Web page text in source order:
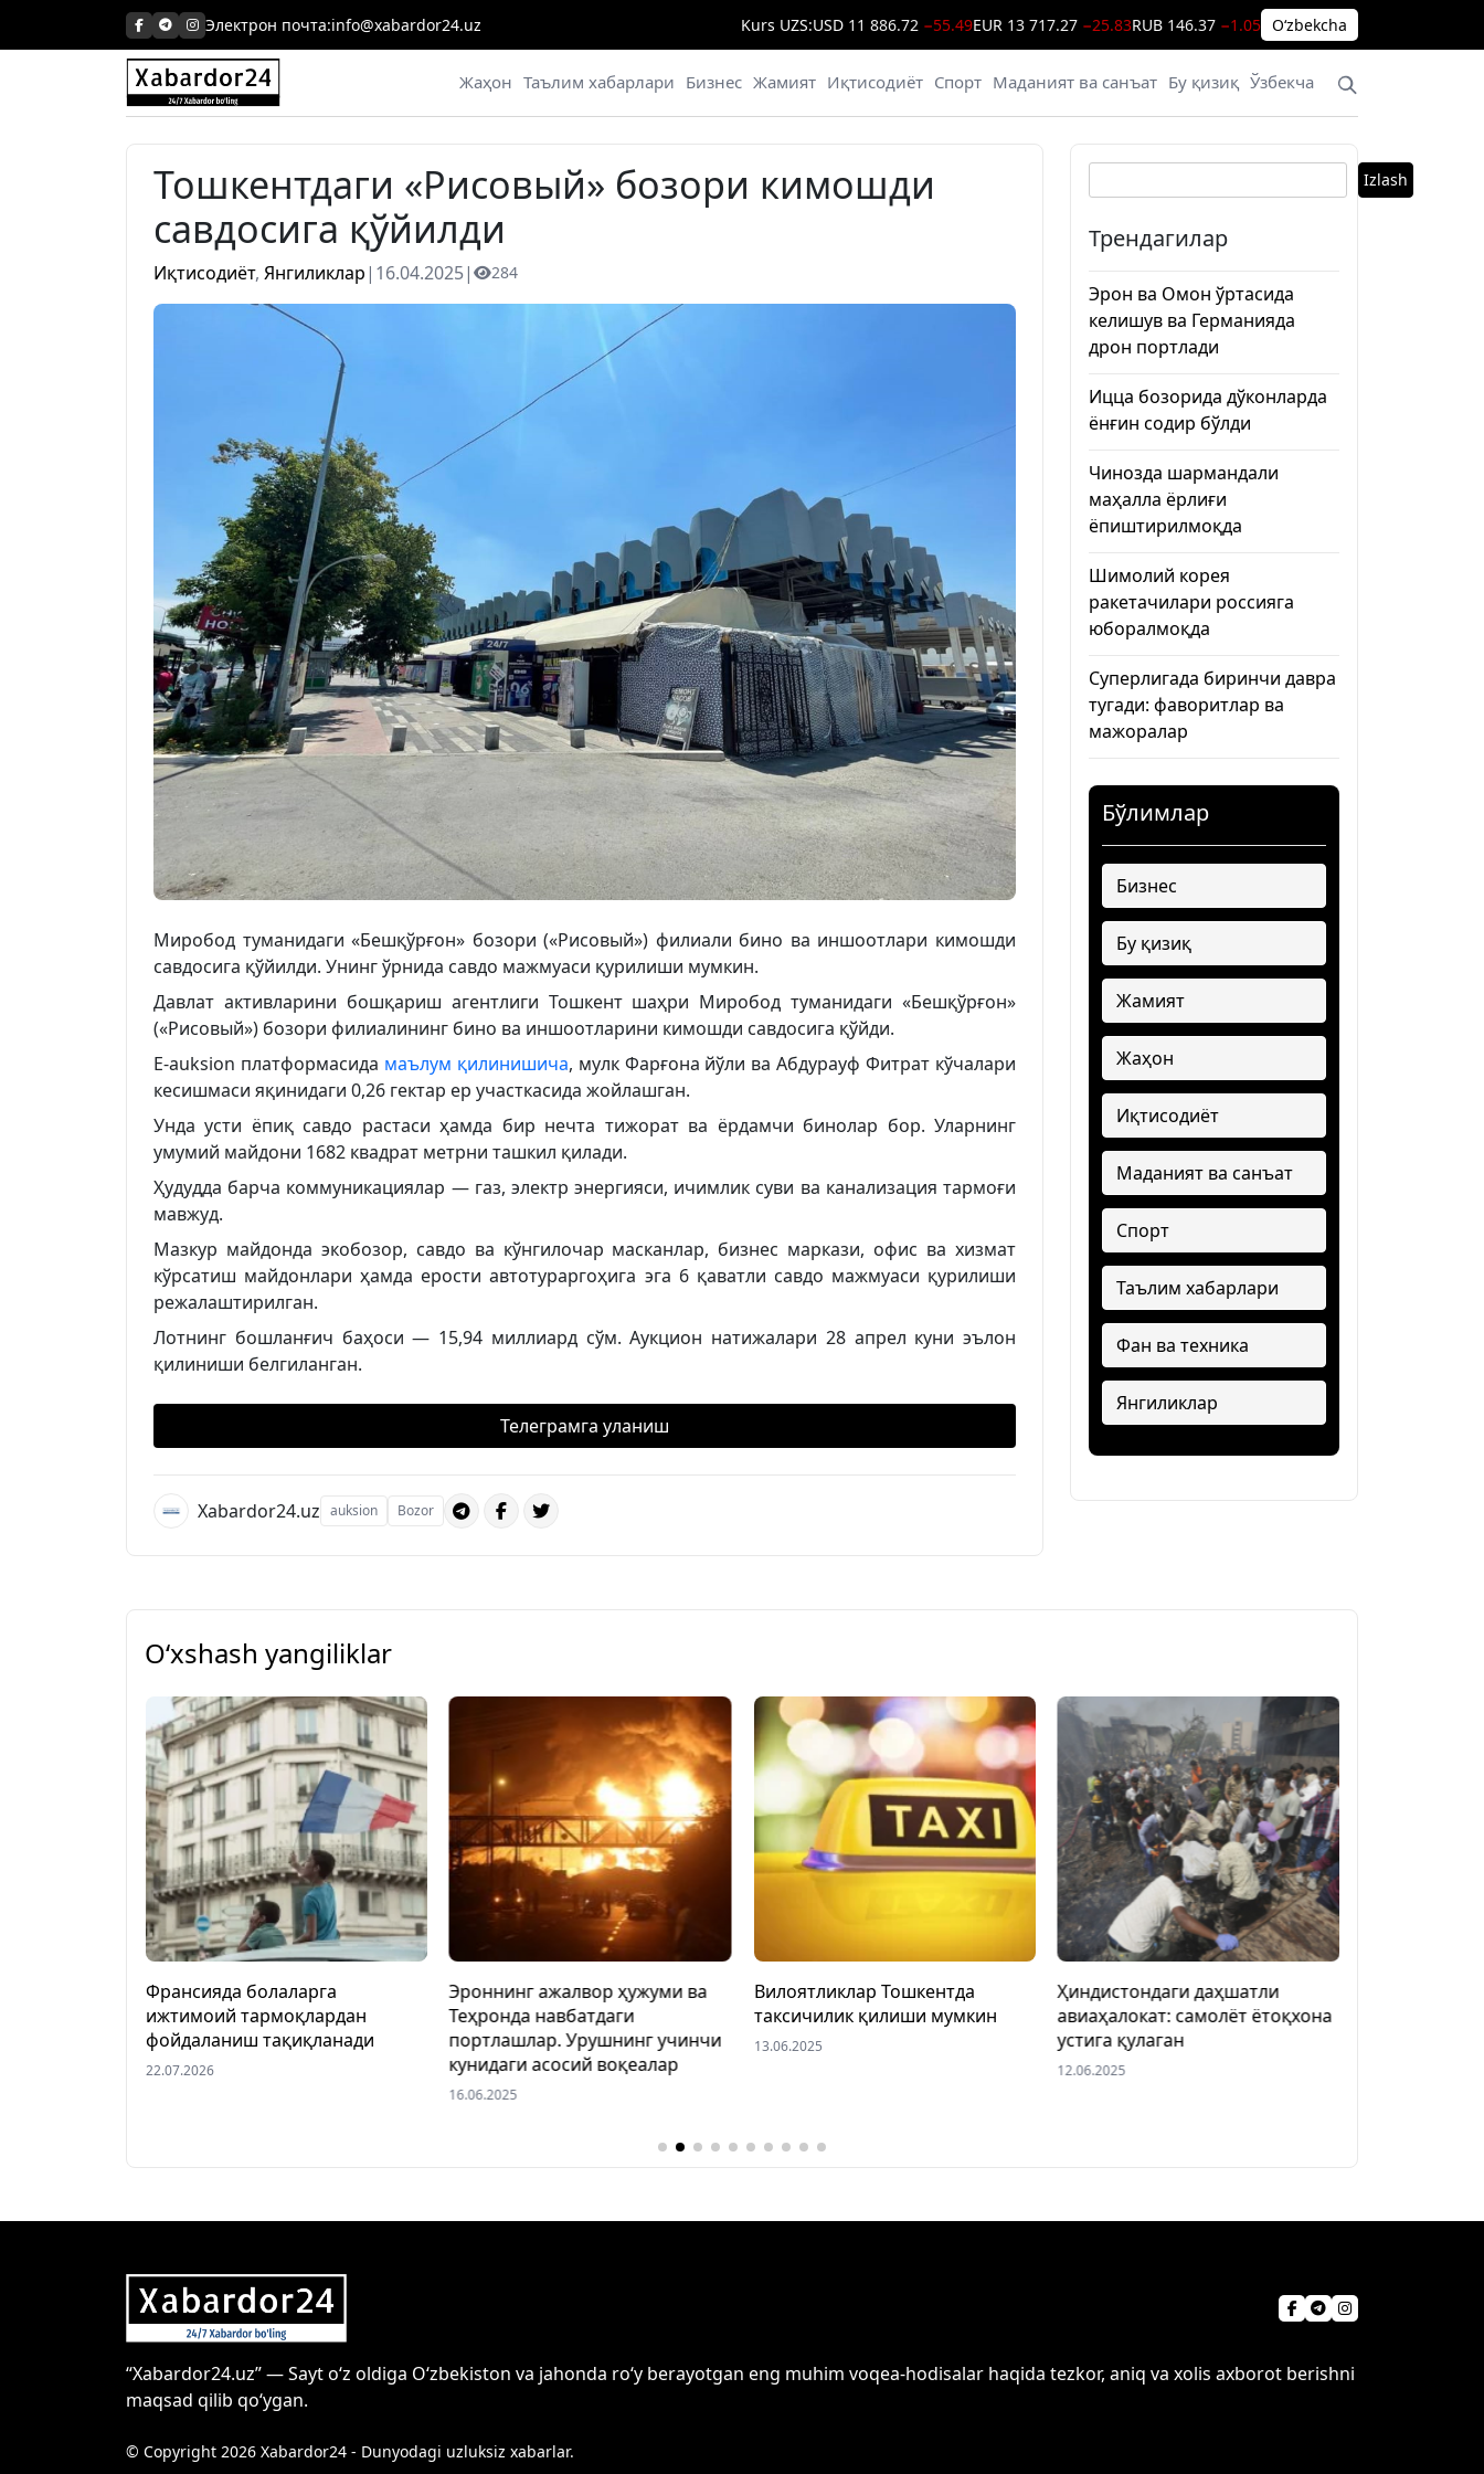
Электрон почта:info@xabardor24.uz Kurs UZS:USD 11 886.72 −55.49EUR 13 717.27 −25.83RUB 146.37 −1.05 Oʻzbekcha
Жаҳон Таълим хабарлари Бизнес Жамият Иқтисодиёт Спорт Маданият ва санъат Бу қизиқ Ўзбекча
Тошкентдаги «Рисовый» бозори кимошди
савдосига қўйилди
Иқтисодиёт, Янгиликлар| 16.04.2025| 284
Миробод туманидаги «Бешқўрғон» бозори («Рисовый») филиали бино ва иншоотлари кимошди
савдосига қўйилди. Унинг ўрнида савдо мажмуаси қурилиши мумкин.
Давлат активларини бошқариш агентлиги Тошкент шаҳри Миробод туманидаги «Бешқўрғон»
(«Рисовый») бозори филиалининг бино ва иншоотларини кимошди савдосига қўйди.
E-auksion платформасида маълум қилинишича, мулк Фарғона йўли ва Абдурауф Фитрат кўчалари
кесишмаси яқинидаги 0,26 гектар ер участкасида жойлашган.
Унда усти ёпиқ савдо растаси ҳамда бир нечта тижорат ва ёрдамчи бинолар бор. Уларнинг
умумий майдони 1682 квадрат метрни ташкил қилади.
Ҳудудда барча коммуникациялар — газ, электр энергияси, ичимлик суви ва канализация тармоғи
мавжуд.
Мазкур майдонда экобозор, савдо ва кўнгилочар масканлар, бизнес маркази, офис ва хизмат
кўрсатиш майдонлари ҳамда ерости автотураргоҳига эга 6 қаватли савдо мажмуаси қурилиши
режалаштирилган.
Лотнинг бошланғич баҳоси — 15,94 миллиард сўм. Аукцион натижалари 28 апрел куни эълон
қилиниши белгиланган.
Телеграмга уланиш
Xabardor24.uz auksion Bozor
Izlash
Трендагилар
Эрон ва Омон ўртасида
келишув ва Германияда
дрон портлади
Ицца бозорида дўконларда
ёнғин содир бўлди
Чинозда шармандали
маҳалла ёрлиғи
ёпиштирилмоқда
Шимолий корея
ракетачилари россияга
юборалмоқда
Суперлигада биринчи давра
тугади: фаворитлар ва
мажоралар
Бўлимлар
Бизнес
Бу қизиқ
Жамият
Жаҳон
Иқтисодиёт
Маданият ва санъат
Спорт
Таълим хабарлари
Фан ва техника
Янгиликлар
O‘xshash yangiliklar
Франсияда болаларга
ижтимоий тармоқлардан
фойдаланиш тақиқланади
22.07.2026
Эроннинг ажалвор ҳужуми ва
Теҳронда навбатдаги
портлашлар. Урушнинг учинчи
кунидаги асосий воқеалар
16.06.2025
Вилоятликлар Тошкентда
таксичилик қилиши мумкин
13.06.2025
Ҳиндистондаги даҳшатли
авиаҳалокат: самолёт ётоқхона
устига қулаган
12.06.2025
“Xabardor24.uz” — Sayt o‘z oldiga O‘zbekiston va jahonda ro‘y berayotgan eng muhim voqea-hodisalar haqida tezkor, aniq va xolis axborot berishni
maqsad qilib qo‘ygan.
© Copyright 2026 Xabardor24 - Dunyodagi uzluksiz xabarlar.